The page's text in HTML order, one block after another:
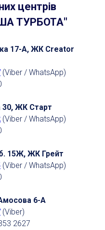
центрів
ТУРБОТА"
17-А, ЖК Creator
(Viber / WhatsApp)
30, ЖК Старт
(Viber / WhatsApp)
15Ж, ЖК Грейт
(Viber / WhatsApp)
6-А
(Viber)
2627